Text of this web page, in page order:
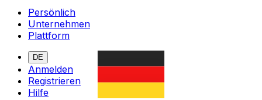
Persönlich
Unternehmen
Plattform
DE
Anmelden
Registrieren
Hilfe